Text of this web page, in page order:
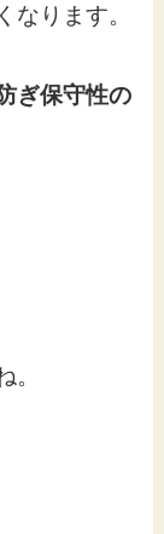
なります。
ぎ保守性の
。